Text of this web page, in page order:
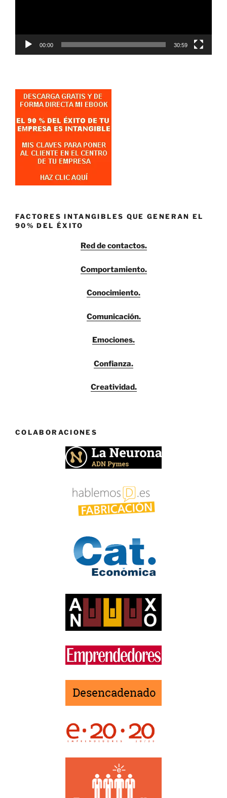
00:00 30:59
FACTORES INTANGIBLES QUE GENERAN EL
90% DEL ÉXITO
Red de contactos.
Comportamiento.
Conocimiento.
Comunicación.
Emociones.
Confianza.
Creatividad.
COLABORACIONES